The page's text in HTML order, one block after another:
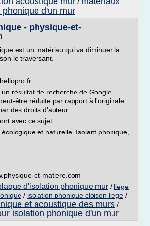
/
phonique d'un mur
- physique-et-
est un matériau qui va diminuer la
le traversant.
résultat de recherche de Google
être réduite par rapport à l'originale
des droits d'auteur.
avec ce sujet :
et naturelle. Isolant phonique,
et-matiere.com
d'isolation phonique mur / liege
/ isolation phonique cloison liege /
et acoustique des murs /
isolation phonique d'un mur